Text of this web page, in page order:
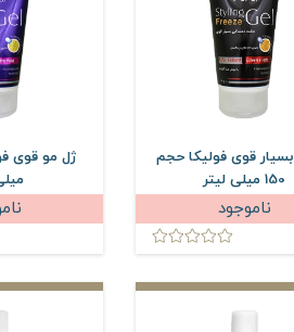
قوی فولیکا حجم
150 میلی لیتر
ناموجود